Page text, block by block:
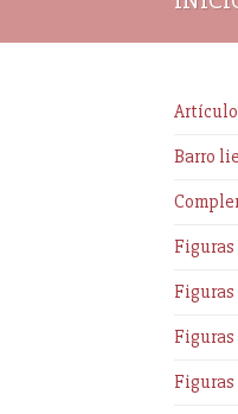
Barro
Figuras